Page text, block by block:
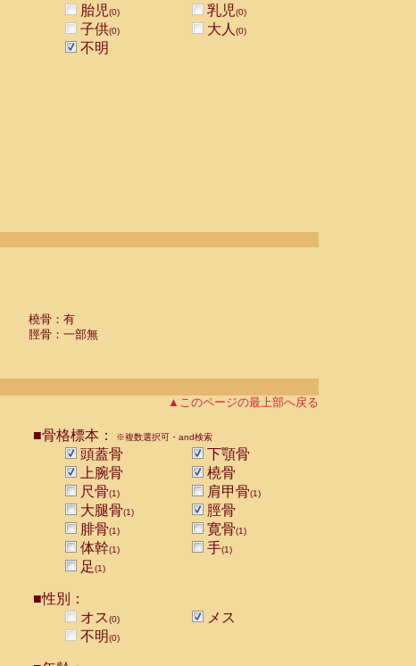
胎児(0) 乳児(0)
子供(0) 大人 (0)
不明
橈骨：有
脛骨：一部無
▲このページの最上部へ戻る
■骨格標本： ※複数選択可・and検索
頭蓋骨
下顎骨
上腕骨
橈骨
尺骨(1) 肩甲骨(1)
大腿骨(1)
脛骨
腓骨(1) 寛骨(1)
体幹(1) 手(1)
足(1)
■性別：
オス(0)
メス
不明(0)